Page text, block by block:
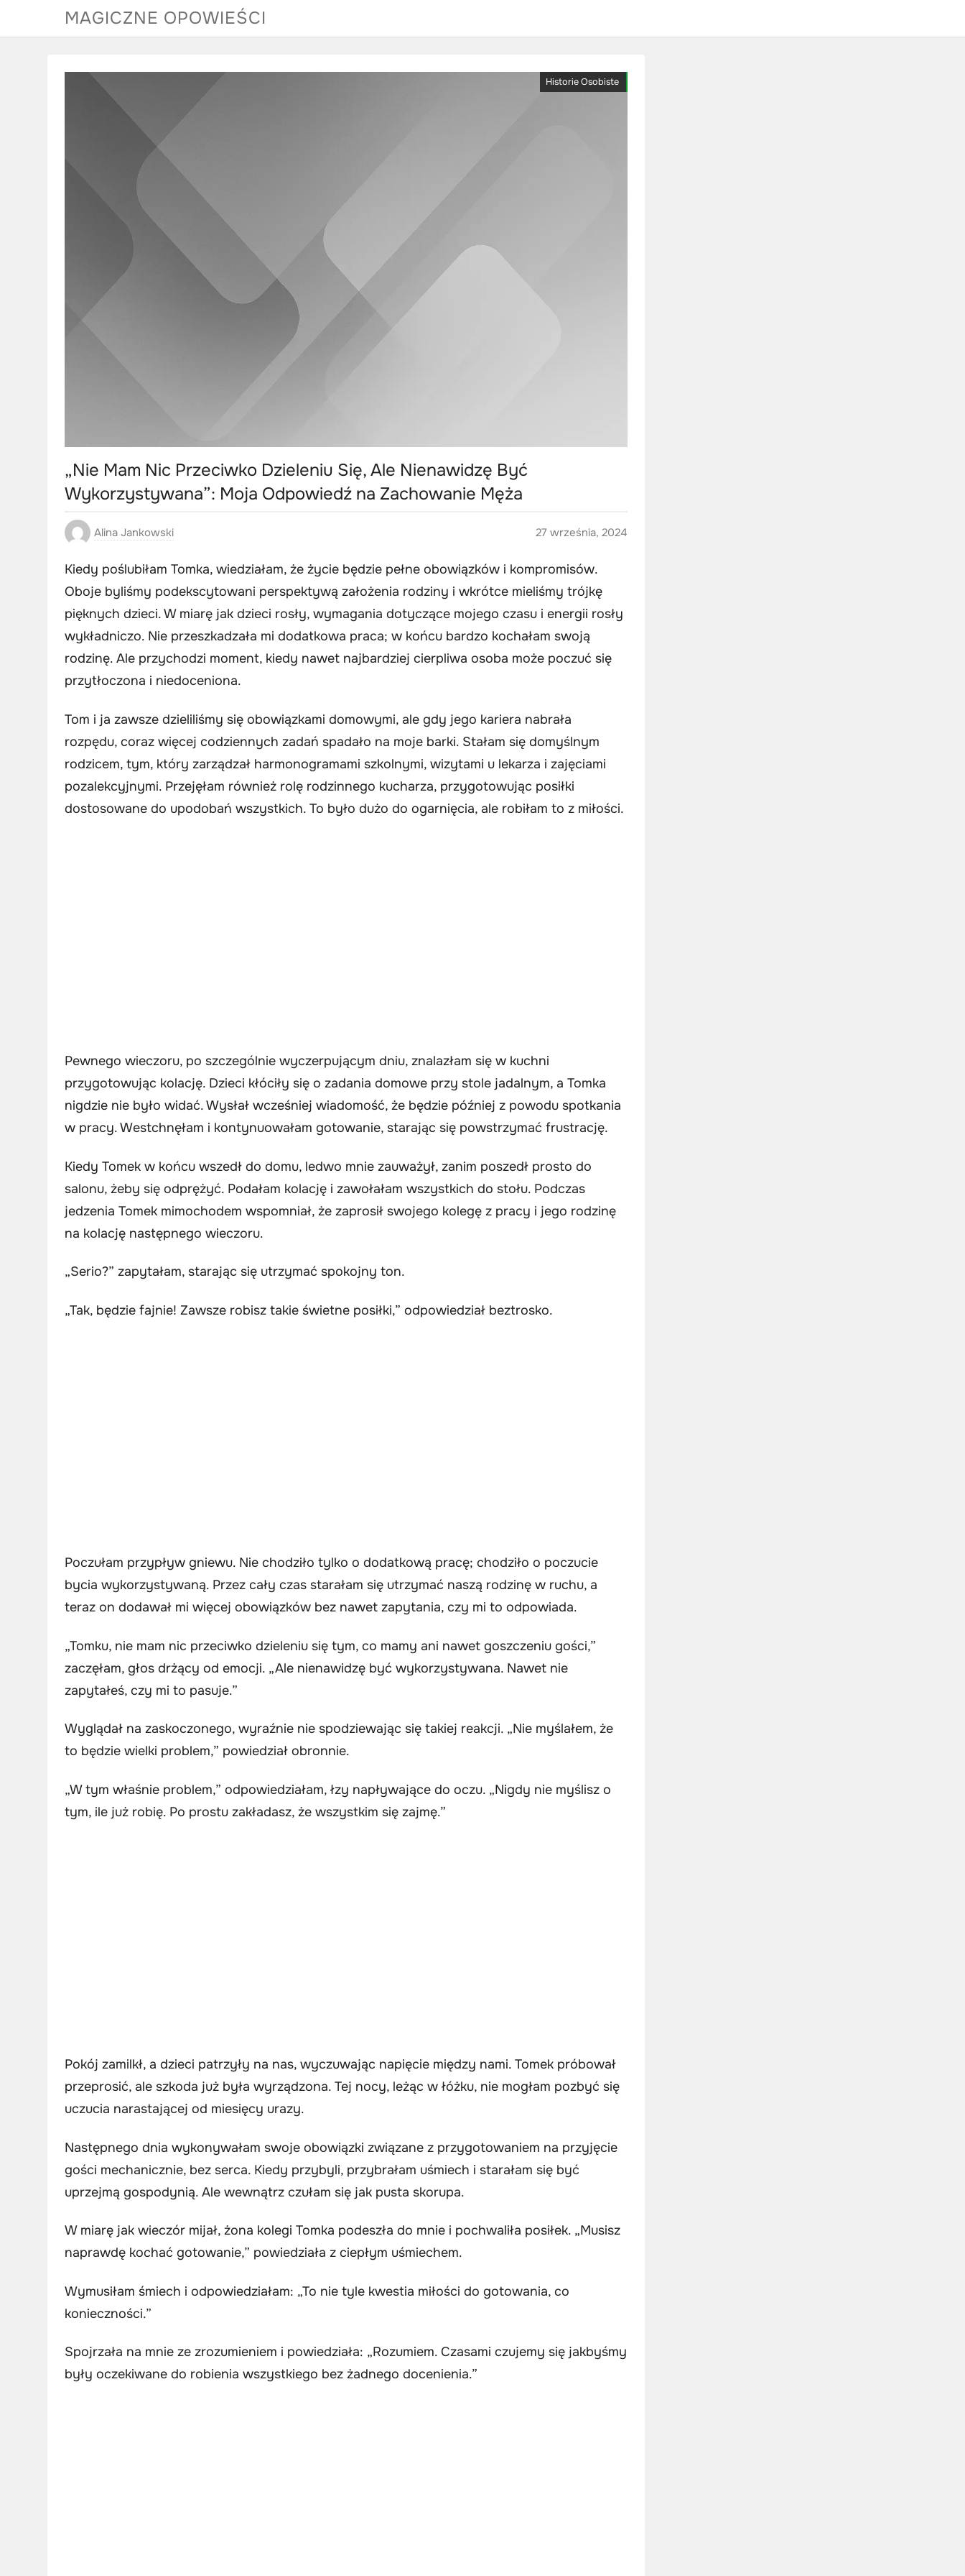
MAGICZNE OPOWIEŚCI
Historie Osobiste
„Nie Mam Nic Przeciwko Dzieleniu Się, Ale Nienawidzę Być
Wykorzystywana”: Moja Odpowiedź na Zachowanie Męża
Alina Jankowski 27 września, 2024
Kiedy poślubiłam Tomka, wiedziałam, że życie będzie pełne obowiązków i kompromisów.
Oboje byliśmy podekscytowani perspektywą założenia rodziny i wkrótce mieliśmy trójkę
pięknych dzieci. W miarę jak dzieci rosły, wymagania dotyczące mojego czasu i energii rosły
wykładniczo. Nie przeszkadzała mi dodatkowa praca; w końcu bardzo kochałam swoją
rodzinę. Ale przychodzi moment, kiedy nawet najbardziej cierpliwa osoba może poczuć się
przytłoczona i niedoceniona.
Tom i ja zawsze dzieliliśmy się obowiązkami domowymi, ale gdy jego kariera nabrała
rozpędu, coraz więcej codziennych zadań spadało na moje barki. Stałam się domyślnym
rodzicem, tym, który zarządzał harmonogramami szkolnymi, wizytami u lekarza i zajęciami
pozalekcyjnymi. Przejęłam również rolę rodzinnego kucharza, przygotowując posiłki
dostosowane do upodobań wszystkich. To było dużo do ogarnięcia, ale robiłam to z miłości.
Pewnego wieczoru, po szczególnie wyczerpującym dniu, znalazłam się w kuchni
przygotowując kolację. Dzieci kłóciły się o zadania domowe przy stole jadalnym, a Tomka
nigdzie nie było widać. Wysłał wcześniej wiadomość, że będzie później z powodu spotkania
w pracy. Westchnęłam i kontynuowałam gotowanie, starając się powstrzymać frustrację.
Kiedy Tomek w końcu wszedł do domu, ledwo mnie zauważył, zanim poszedł prosto do
salonu, żeby się odprężyć. Podałam kolację i zawołałam wszystkich do stołu. Podczas
jedzenia Tomek mimochodem wspomniał, że zaprosił swojego kolegę z pracy i jego rodzinę
na kolację następnego wieczoru.
„Serio?” zapytałam, starając się utrzymać spokojny ton.
„Tak, będzie fajnie! Zawsze robisz takie świetne posiłki,” odpowiedział beztrosko.
Poczułam przypływ gniewu. Nie chodziło tylko o dodatkową pracę; chodziło o poczucie
bycia wykorzystywaną. Przez cały czas starałam się utrzymać naszą rodzinę w ruchu, a
teraz on dodawał mi więcej obowiązków bez nawet zapytania, czy mi to odpowiada.
„Tomku, nie mam nic przeciwko dzieleniu się tym, co mamy ani nawet goszczeniu gości,”
zaczęłam, głos drżący od emocji. „Ale nienawidzę być wykorzystywana. Nawet nie
zapytałeś, czy mi to pasuje.”
Wyglądał na zaskoczonego, wyraźnie nie spodziewając się takiej reakcji. „Nie myślałem, że
to będzie wielki problem,” powiedział obronnie.
„W tym właśnie problem,” odpowiedziałam, łzy napływające do oczu. „Nigdy nie myślisz o
tym, ile już robię. Po prostu zakładasz, że wszystkim się zajmę.”
Pokój zamilkł, a dzieci patrzyły na nas, wyczuwając napięcie między nami. Tomek próbował
przeprosić, ale szkoda już była wyrządzona. Tej nocy, leżąc w łóżku, nie mogłam pozbyć się
uczucia narastającej od miesięcy urazy.
Następnego dnia wykonywałam swoje obowiązki związane z przygotowaniem na przyjęcie
gości mechanicznie, bez serca. Kiedy przybyli, przybrałam uśmiech i starałam się być
uprzejmą gospodynią. Ale wewnątrz czułam się jak pusta skorupa.
W miarę jak wieczór mijał, żona kolegi Tomka podeszła do mnie i pochwaliła posiłek. „Musisz
naprawdę kochać gotowanie,” powiedziała z ciepłym uśmiechem.
Wymusiłam śmiech i odpowiedziałam: „To nie tyle kwestia miłości do gotowania, co
konieczności.”
Spojrzała na mnie ze zrozumieniem i powiedziała: „Rozumiem. Czasami czujemy się jakbyśmy
były oczekiwane do robienia wszystkiego bez żadnego docenienia.”